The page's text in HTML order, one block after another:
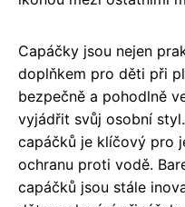
Capáčky jsou nejen
doplňkem pro děti při
bezpečně a pohodlně
vyjádřit svůj osobní
capáčků je klíčový pro
ochranu proti vodě.
capáčků jsou stále